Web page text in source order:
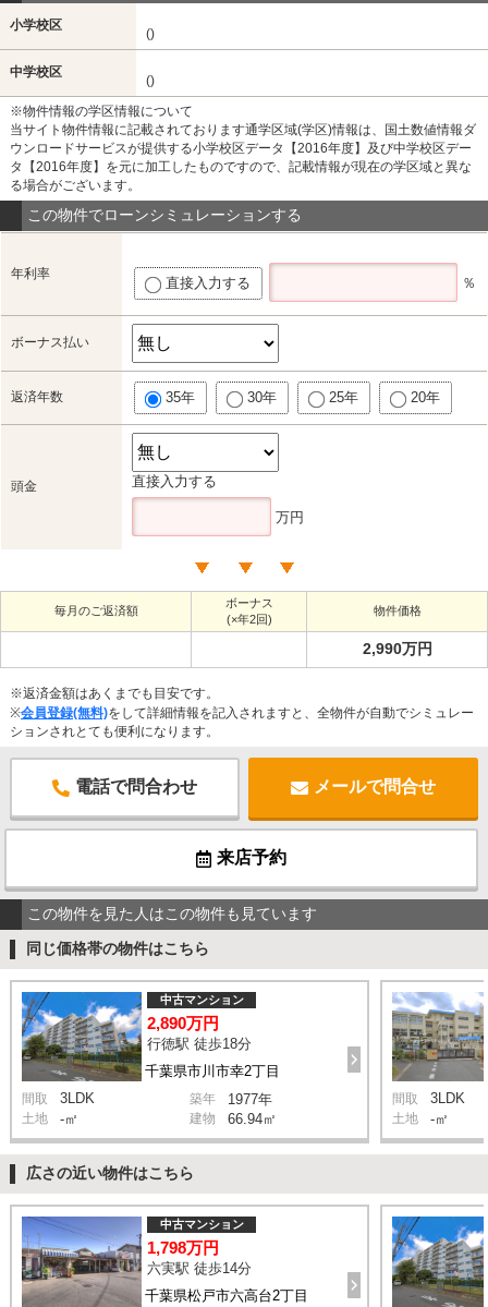
小学校区
()
中学校区
()
※物件情報の学区情報について
当サイト物件情報に記載されております通学区域(学区)情報は、国土数値情報ダ
ウンロードサービスが提供する小学校区データ【2016年度】及び中学校区デー
タ【2016年度】を元に加工したものですので、記載情報が現在の学区域と異な
る場合がございます。
この物件でローンシミュレーションする
年利率
直接入力する ％
ボーナス払い
返済年数 35年 30年 25年 20年
頭金 直接入力する
万円
毎月のご返済額
ボーナス
(×年2回)
物件価格
2,990万円
※返済金額はあくまでも目安です。
※会員登録(無料)をして詳細情報を記入されますと、全物件が自動でシミュレー
ションされとても便利になります。
電話で問合わせ メールで問合せ
来店予約
この物件を見た人はこの物件も見ています
同じ価格帯の物件はこちら
千葉県市川市幸2丁目
中古マンション
2,890万円
行徳駅 徒歩18分
間取 3LDK 築年 1977年
土地 -㎡ 建物 66.94㎡
間取 3LDK
土地 -㎡
広さの近い物件はこちら
千葉県松戸市六高台2丁目
中古マンション
1,798万円
六実駅 徒歩14分